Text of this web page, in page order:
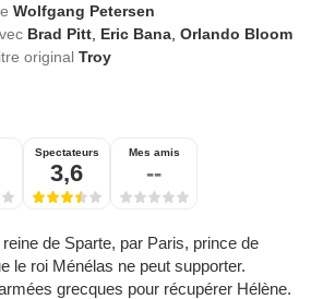
Wolfgang Petersen
Brad Pitt Eric Bana ,Orlando Bloom
originalTroy
Spectateurs
3,6
Mes amis
--
de Sparte, par Paris, prince de
le roi Ménélas ne peut supporter.
grecques pour récupérer Hélène.